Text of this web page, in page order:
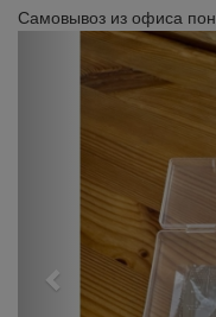
Самовывоз из офиса
Previous